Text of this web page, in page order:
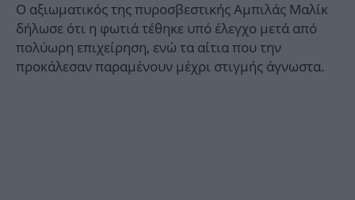
Ο αξιωματικός της πυροσβεστικής Αμπιλάς Μαλίκ
δήλωσε ότι η φωτιά τέθηκε υπό έλεγχο μετά από
πολύωρη επιχείρηση, ενώ τα αίτια που την
προκάλεσαν παραμένουν μέχρι στιγμής άγνωστα.